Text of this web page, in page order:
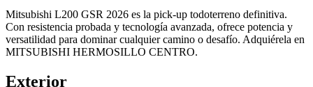
Mitsubishi L200 GSR 2026 es la pick-up todoterreno definitiva.
Con resistencia probada y tecnología avanzada, ofrece potencia y
versatilidad para dominar cualquier camino o desafío. Adquiérela en
MITSUBISHI HERMOSILLO CENTRO.
Exterior